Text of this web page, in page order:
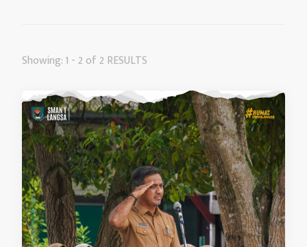
Showing: 1 - 2 of 2 RESULTS